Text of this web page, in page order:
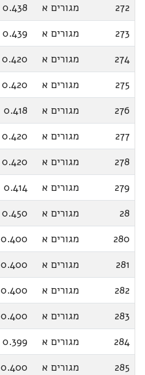
272
מגורים א 0.438
273
מגורים א 0.439
274
מגורים א 0.420
275
מגורים א 0.420
276
מגורים א 0.418
277
מגורים א 0.420
278
מגורים א 0.420
279
מגורים א 0.414
28
מגורים א 0.450
280
מגורים א 0.400
281
מגורים א 0.400
282
מגורים א 0.400
283
מגורים א 0.400
284
מגורים א 0.399
285
מגורים א 0.400